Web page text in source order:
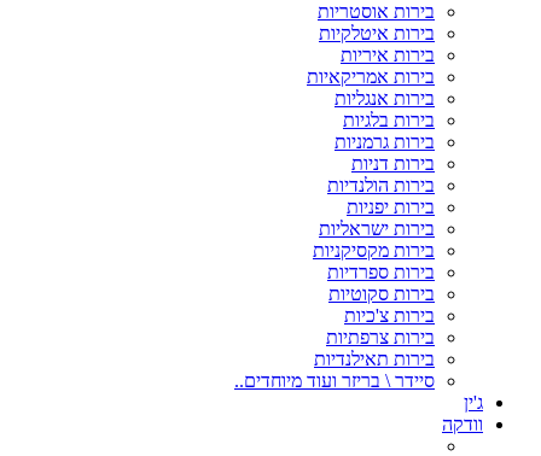
בירות אוסטריות
בירות איטלקיות
בירות איריות
בירות אמריקאיות
בירות אנגליות
בירות בלגיות
בירות גרמניות
בירות דניות
בירות הולנדיות
בירות יפניות
בירות ישראליות
בירות מקסיקניות
בירות ספרדיות
בירות סקוטיות
בירות צ'כיות
בירות צרפתיות
בירות תאילנדיות
סיידר \ בריזר ועוד מיוחדים..
ג'ין
וודקה